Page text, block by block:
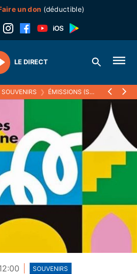
un don (déductible)
LE DIRECT
SOUVENIRS ❯ ÉMISSIONS (SOUVENIRS) ❯
SOUVENIRS